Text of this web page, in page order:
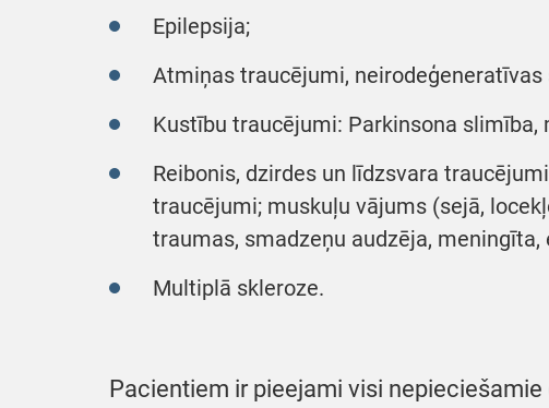
Epilepsija;
Atmiņas traucējumi,
Kustību traucējumi: Parkinsona slimība,
Reibonis, dzirdes un līdzsvara
traucējumi; muskuļu vājums (sejā,
traumas, smadzeņu audzēja, meningīta,
Multiplā skleroze.
Pacientiem ir pieejami visi